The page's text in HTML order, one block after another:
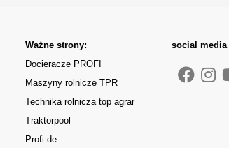
Ważne strony:
Docieracze PROFI
Maszyny rolnicze TPR
Technika rolnicza top agrar
Traktorpool
Profi.de
social media